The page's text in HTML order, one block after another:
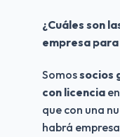
¿Cuáles son
empresa
Somos socios
con licencia
que con una
habrá